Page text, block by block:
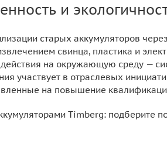
и
старых аккумуляторов
свинца, пластика и
на окружающую среду —
участвует в отраслевых
на повышение
Timberg: подберите